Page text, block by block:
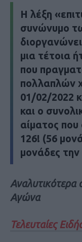
Η λέξη
συνώνυμο
μια τέτοια
που
πολλαπλών
01/02/2022
και ο
αίματος
126! (56
μονάδες
Αναλυτικότερα
Αγώνα
Τελευταίες